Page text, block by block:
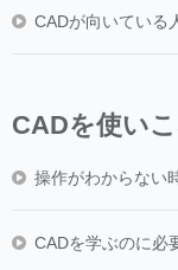
CADが向いている
CADを使い
操作がわからない
CADを学ぶのに必